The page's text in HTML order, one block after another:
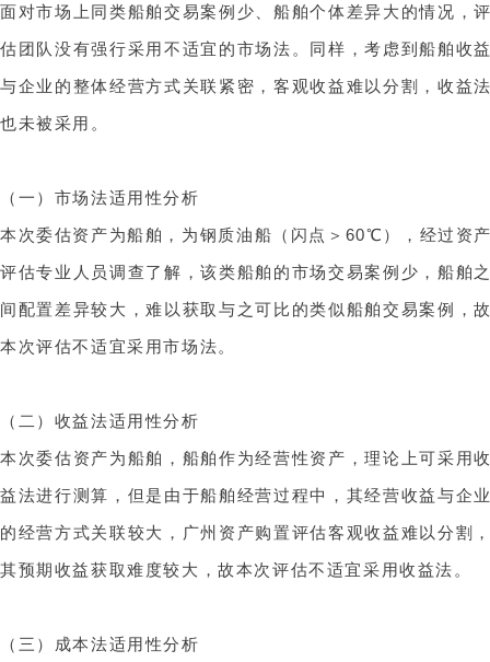
面对市场上同类船舶交易案例少、船舶个体差异大的情况，
估团队没有强行采用不适宜的市场法。同样，考虑到船舶收
与企业的整体经营方式关联紧密，客观收益难以分割，收益
也未被采用。
（一）市场法适用性分析
本次委估资产为船舶，为钢质油船（闪点＞60℃），经过资
评估专业人员调查了解，该类船舶的市场交易案例少，船舶
间配置差异较大，难以获取与之可比的类似船舶交易案例，
本次评估不适宜采用市场法。
（二）收益法适用性分析
本次委估资产为船舶，船舶作为经营性资产，理论上可采用
益法进行测算，但是由于船舶经营过程中，其经营收益与企
的经营方式关联较大， 广州资产购置评估客观收益难以分割
其预期收益获取难度较大，故本次评估不适宜采用收益法。
（三）成本法适用性分析